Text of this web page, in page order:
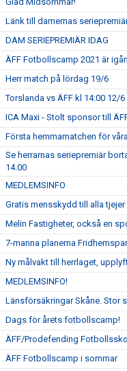
Länk till damernas
DAM SERIEPREMIÄR IDAG
ÄFF Fotbollscamp 2021 är
Herr match på lördag 19/6
Torslanda vs ÄFF kl 14:00 12/6
ICA Maxi - Stolt sponsor till
Första hemmamatchen för
Se herrarnas seriepremiär
14.00
MEDLEMSINFO
Gratis mensskydd till alla tjejer
Melin Fastigheter, också en
7-manna planerna
Ny målvakt till herrlaget,
MEDLEMSINFO!
Länsförsäkringar Skåne. Stor
Dags för årets fotbollscamp!
ÄFF/Prodefending
ÄFF Fotbollscamp i sommar